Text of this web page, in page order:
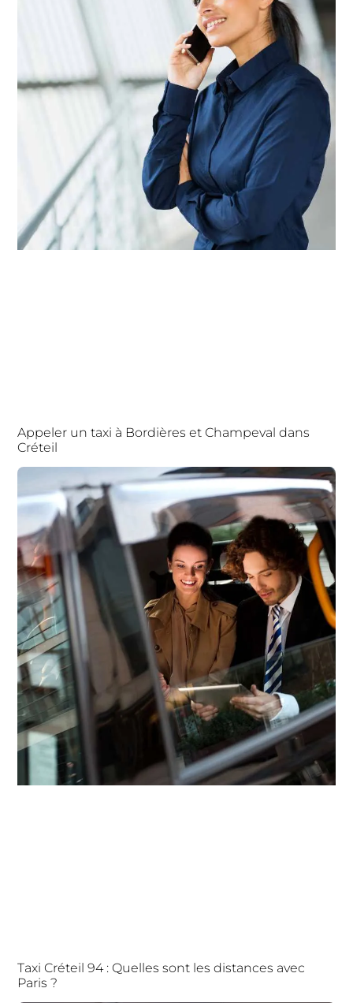
Appeler un taxi à Bordières et Champeval dans
Créteil
Taxi Créteil 94 : Quelles sont les distances avec
Paris ?